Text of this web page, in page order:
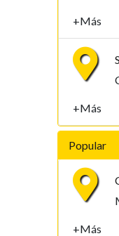
+Más
+Más
Popular
+Más